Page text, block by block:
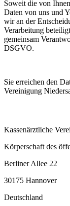
Soweit die von
Daten von uns und
wir an der
Verarbeitung
gemeinsam
DSGVO.
Sie erreichen den
Vereinigung
Kassenärztliche
Körperschaft des
Berliner Allee 22
30175 Hannover
Deutschland